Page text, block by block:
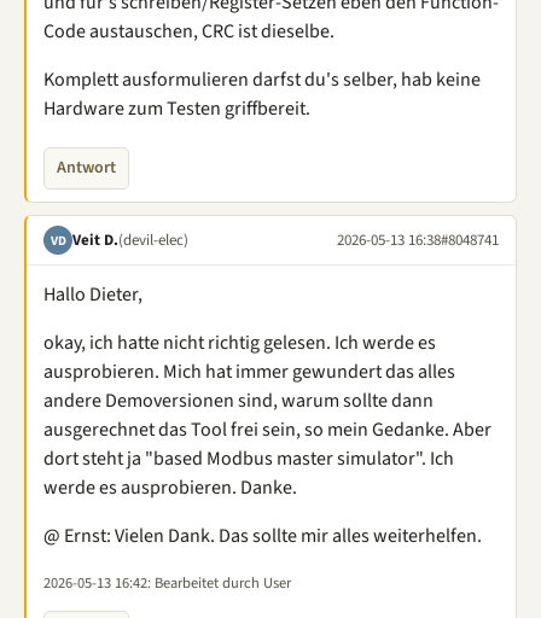
Code austauschen, CRC ist dieselbe.
Komplett ausformulieren darfst du's selber, hab keine
Hardware zum Testen griffbereit.
Antwort
VD Veit D.(devil-elec) 2026-05-13 16:38#8048741
Hallo Dieter,
okay, ich hatte nicht richtig gelesen. Ich werde es
ausprobieren. Mich hat immer gewundert das alles
andere Demoversionen sind, warum sollte dann
ausgerechnet das Tool frei sein, so mein Gedanke. Aber
dort steht ja "based Modbus master simulator". Ich
werde es ausprobieren. Danke.
@ Ernst: Vielen Dank. Das sollte mir alles weiterhelfen.
2026-05-13 16:42: Bearbeitet durch User